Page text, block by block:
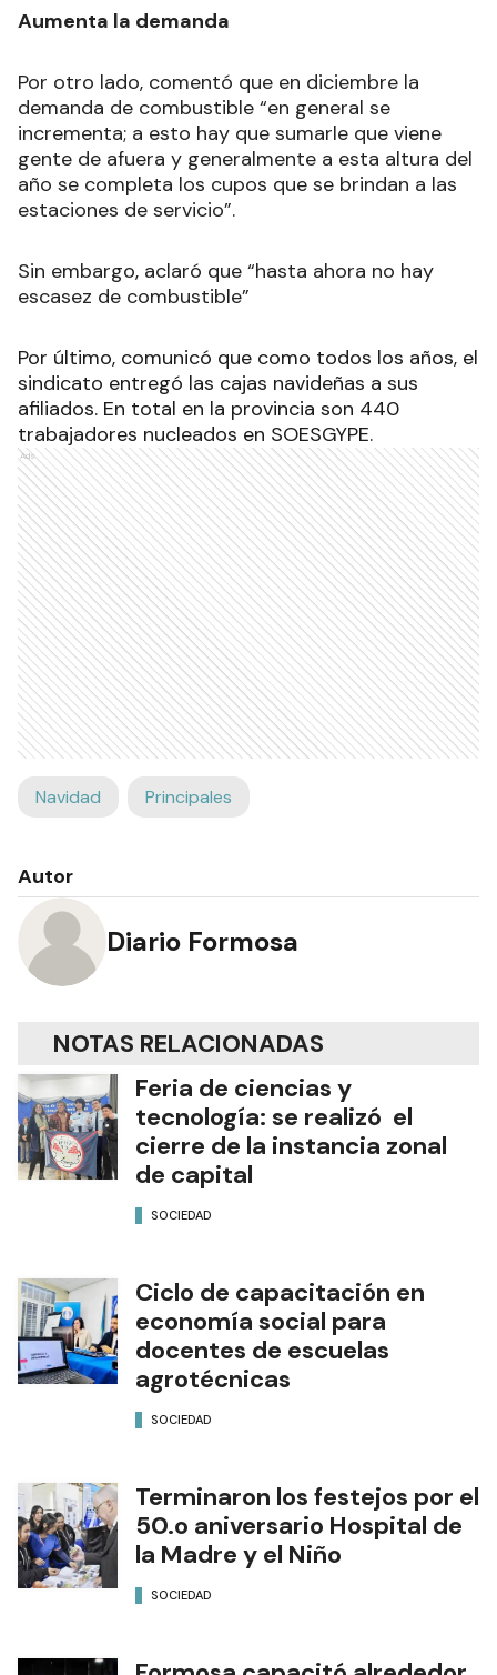
Aumenta la demanda
Por otro lado, comentó que en diciembre la
demanda de combustible “en general se
incrementa; a esto hay que sumarle que viene
gente de afuera y generalmente a esta altura del
año se completa los cupos que se brindan a las
estaciones de servicio”.
Sin embargo, aclaró que “hasta ahora no hay
escasez de combustible”
Por último, comunicó que como todos los años, el
sindicato entregó las cajas navideñas a sus
afiliados. En total en la provincia son 440
trabajadores nucleados en SOESGYPE.
Ads
Navidad Principales
Autor
Diario Formosa
NOTAS RELACIONADAS
Feria de ciencias y
tecnología: se realizó el
cierre de la instancia zonal
de capital
SOCIEDAD
Ciclo de capacitación en
economía social para
docentes de escuelas
agrotécnicas
SOCIEDAD
Terminaron los festejos por el
50.o aniversario Hospital de
la Madre y el Niño
SOCIEDAD